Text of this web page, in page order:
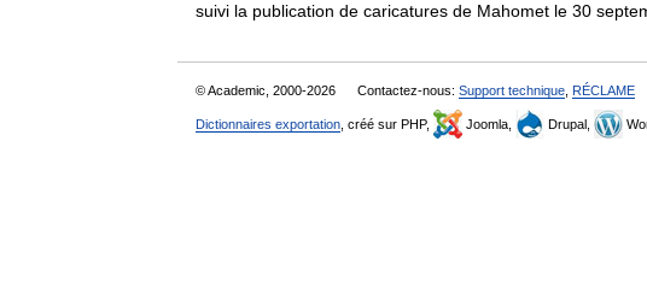
suivi la publication de caricatures de Mahomet le 30
© Academic, 2000-2026 Contactez-nous: Support technique RÉCLAME
Dictionnaires exportation , créé sur PHP, Joomla, Drupal,